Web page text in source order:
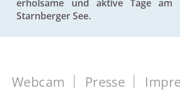
erholsame und aktive Tage am
Starnberger See.
Webcam Presse